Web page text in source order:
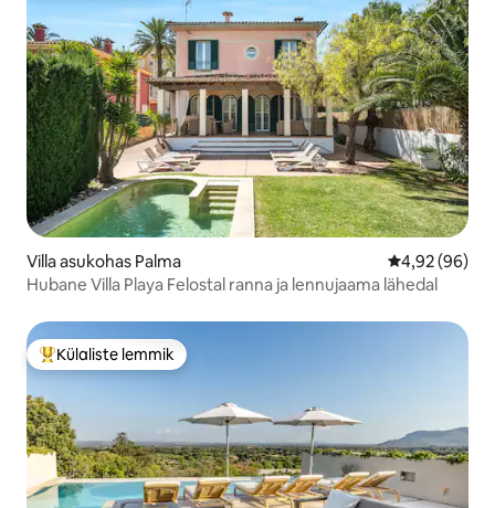
Villa asukohas Palma Keskmine
4,92 (96)
Hubane Villa Playa Felostal ranna ja lennujaama lähedal
Külaliste suur lemmik
Külaliste lemmik